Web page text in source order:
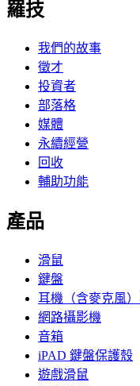
羅技
我們的故事
徵才
投資者
部落格
媒體
永續經營
回收
輔助功能
產品
滑鼠
鍵盤
耳機（含麥克風
網路攝影機
音箱
iPAD 鍵盤保護殼
遊戲滑鼠